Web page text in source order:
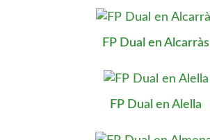
FP Dual en Alcarràs
FP Dual en Alella